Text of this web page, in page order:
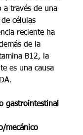
a través de una
células
reciente ha
de la
B12, la
es una causa
gastrointestinal
mecánico